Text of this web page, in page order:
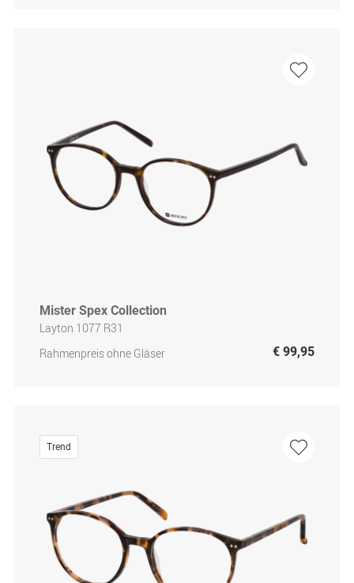
Mister Spex Collection
Layton 1077 R31
Rahmenpreis ohne Gläser
€ 99,95
Trend